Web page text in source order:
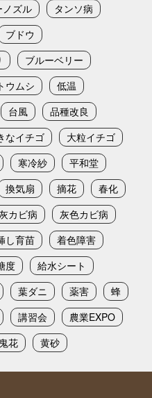
ノズル
タンソ病
ブドウ
ブルーベリー
ウムシ
低温
台風
品種改良
なイチゴ
大粒イチゴ
寒冷紗
平和堂
換気扇 摘花
春化
灰カビ病
灰色カビ病
し育苗
着色障害
度
給水シート
葉ダニ 薬害
蜂
講習会
農業EXPO
鬼花 黄砂